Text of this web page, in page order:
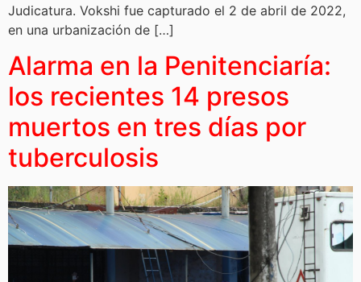
Judicatura. Vokshi fue capturado el 2 de abril de 2022,
en una urbanización de […]
Alarma en la Penitenciaría:
los recientes 14 presos
muertos en tres días por
tuberculosis